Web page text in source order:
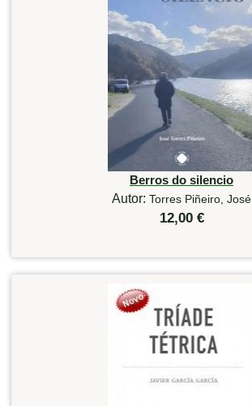
Berros do silencio
Autor: Torres Piñeiro, José
12,00 €